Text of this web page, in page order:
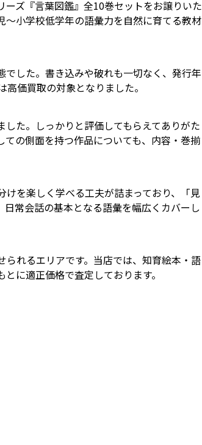
ズ『言葉図鑑』全10巻セットをお譲りいた
小学校低学年の語彙力を自然に育てる教材
した。書き込みや破れも一切なく、発行年
価買取の対象となりました。
た。しっかりと評価してもらえてありがた
の側面を持つ作品についても、内容・巻揃
を楽しく学べる工夫が詰まっており、「見
常会話の基本となる語彙を幅広くカバーし
れるエリアです。当店では、知育絵本・語
に適正価格で査定しております。